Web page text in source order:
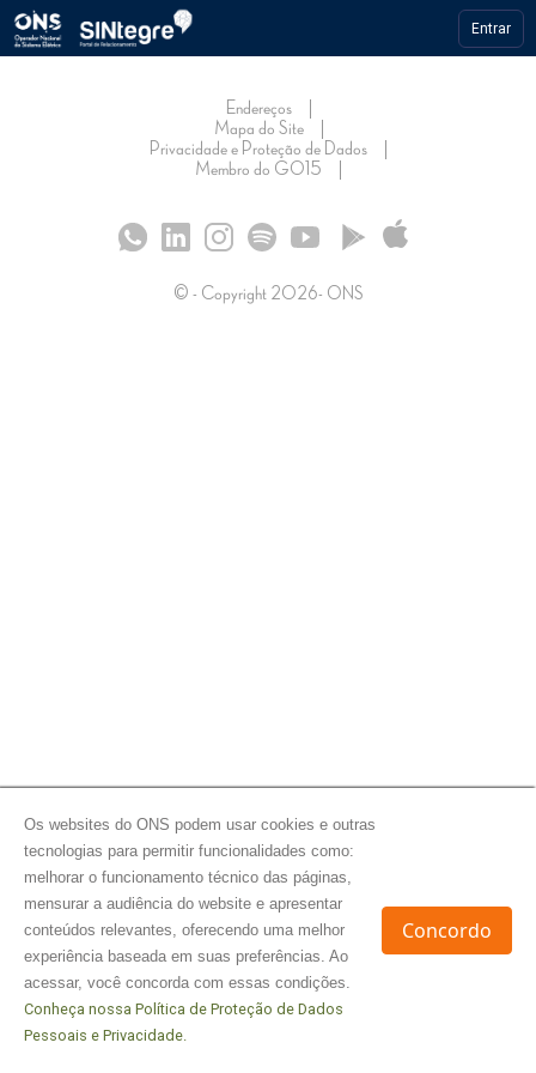
Entrar
Endereços
Mapa do Site
Privacidade e Proteção de Dados
Membro do GO15
© - Copyright 2026- ONS
Os websites do ONS podem usar cookies e outras
tecnologias para permitir funcionalidades como:
melhorar o funcionamento técnico das páginas,
mensurar a audiência do website e apresentar
conteúdos relevantes, oferecendo uma melhor
experiência baseada em suas preferências. Ao
acessar, você concorda com essas condições.
Conheça nossa Política de Proteção de Dados
Pessoais e Privacidade.
Concordo